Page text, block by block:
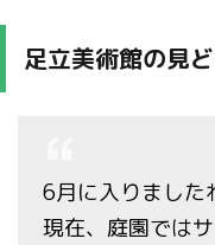
足立美術館の見
6月に入りました
現在、庭園では